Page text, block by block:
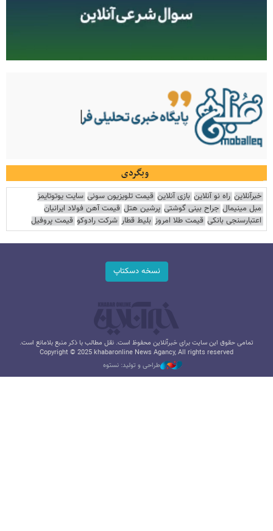
وبگردی
خبرآنلاین راه نو آنلاین بازی آنلاین قیمت تلویزیون سونی سایت یوتوتایمز
مبل مینیمال جراح بینی گوشتی پرشین هتل قیمت آهن فولاد ایرانیان
اعتبارسنجی بانکی قیمت طلا امروز بلیط قطار شرکت رادوکو قیمت پروفیل
نسخه دسکتاپ
تمامی حقوق این سایت برای خبرآنلاین محفوظ است. نقل مطالب با ذکر منبع بلامانع است.
Copyright © 2025 khabaronline News Agancy, All rights reserved
طراحی و تولید: نستوه